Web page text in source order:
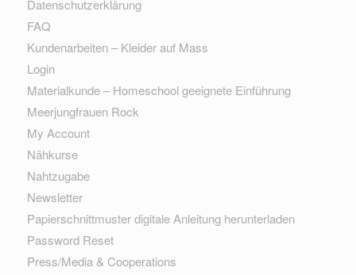
Datenschutzerklärung
FAQ
Kundenarbeiten – Kleider auf Mass
Login
Materialkunde – Homeschool geeignete Einführung
Meerjungfrauen Rock
My Account
Nähkurse
Nahtzugabe
Newsletter
Papierschnittmuster digitale Anleitung herunterladen
Password Reset
Press/Media & Cooperations